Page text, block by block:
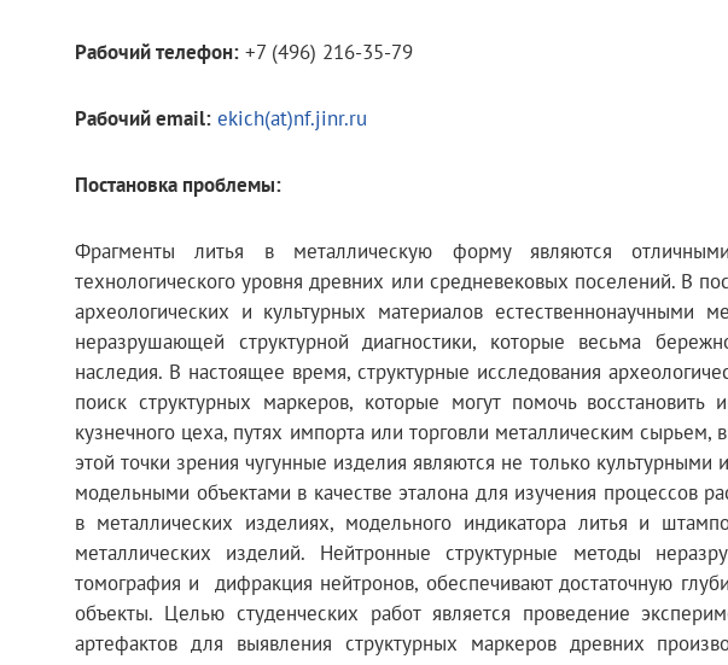
Рабочий телефон: +7 (496) 216-35-79
Рабочий email: ekich(at)nf.jinr.ru
Постановка проблемы:
Фрагменты литья в металлическую форму являются
технологического уровня древних или средневековых поселений. В
археологических и культурных материалов естественнонаучными
неразрушающей структурной диагностики, которые весьма
наследия. В настоящее время, структурные исследования
поиск структурных маркеров, которые могут помочь
кузнечного цеха, путях импорта или торговли металлическим
этой точки зрения чугунные изделия являются не только
модельными объектами в качестве эталона для изучения процессов
в металлических изделиях, модельного индикатора литья и
металлических изделий. Нейтронные структурные методы
томография и дифракция нейтронов, обеспечивают достаточную
объекты. Целью студенческих работ является проведение
артефактов для выявления структурных маркеров древних